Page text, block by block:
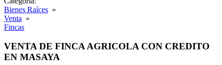
Bienes Raíces »
Venta »
Fincas
VENTA DE FINCA AGRICOLA CON CREDITO
EN MASAYA